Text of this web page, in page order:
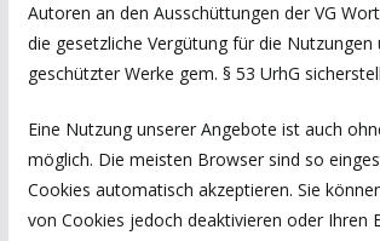
Autoren an den Ausschüttungen der VG
die gesetzliche Vergütung für die Nutzungen
geschützter Werke gem. § 53 UrhG
Eine Nutzung unserer Angebote ist auch
möglich. Die meisten Browser sind so
Cookies automatisch akzeptieren. Sie
von Cookies jedoch deaktivieren oder Ihren